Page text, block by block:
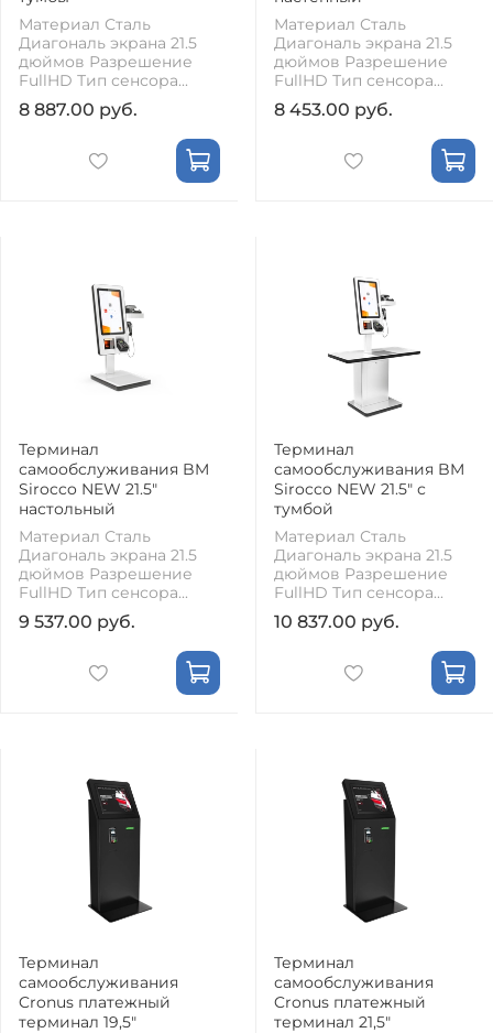
Материал Сталь
Диагональ экрана 21.5
дюймов Разрешение
FullHD Тип сенсора...
8 887.00 руб.
Материал Сталь
Диагональ экрана 21.5
дюймов Разрешение
FullHD Тип сенсора...
8 453.00 руб.
Терминал
самообслуживания BM
Sirocco NEW 21.5"
настольный
Материал Сталь
Диагональ экрана 21.5
дюймов Разрешение
FullHD Тип сенсора...
9 537.00 руб.
Терминал
самообслуживания BM
Sirocco NEW 21.5" с
тумбой
Материал Сталь
Диагональ экрана 21.5
дюймов Разрешение
FullHD Тип сенсора...
10 837.00 руб.
Терминал
самообслуживания
Cronus платежный
терминал 19,5"
Терминал
самообслуживания
Cronus платежный
терминал 21,5"